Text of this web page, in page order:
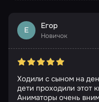
Е Егор
Новичок
Ходили с сыном на
дети проходили этот
Аниматоры очень